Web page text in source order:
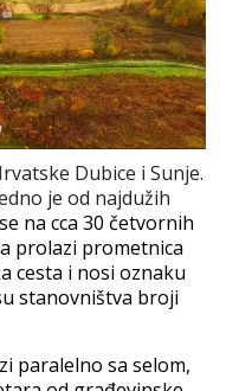
Dubice i Sunje.
je od najdužih
na cca 30 četvornih
prolazi prometnica
cesta i nosi oznaku
stanovništva broji
paralelno sa selom,